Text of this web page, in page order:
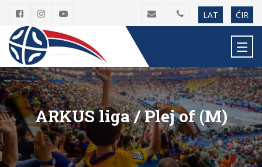
LAT ĆIR
ARKUS liga / Plej of (M)